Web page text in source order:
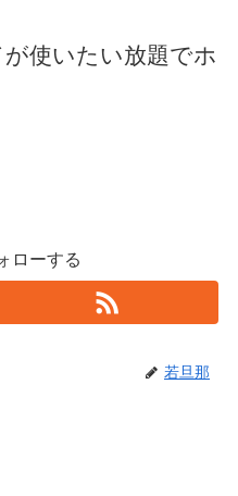
が使いたい放題でホ
ローする
若旦那